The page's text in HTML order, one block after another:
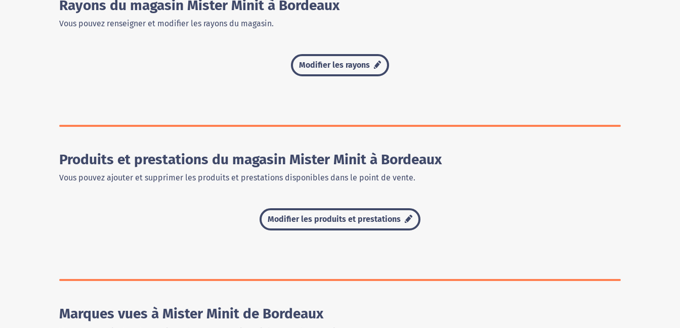
Rayons du magasin Mister Minit à Bordeaux
Vous pouvez renseigner et modifier les rayons du magasin.
Modifier les rayons
Produits et prestations du magasin Mister Minit à Bordeaux
Vous pouvez ajouter et supprimer les produits et prestations disponibles dans le point de vente.
Modifier les produits et prestations
Marques vues à Mister Minit de Bordeaux